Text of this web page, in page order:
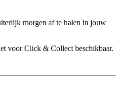
morgen af te halen in jouw
voor Click & Collect beschikbaar.